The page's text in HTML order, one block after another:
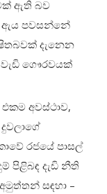
ඇති බව
ඇය පවසන්නේ
දැනෙන
වැඩි ගෞරවයක්
අවස්ථාව,
රජයේ පාසල්
දැඩි නීති
සඳහා –